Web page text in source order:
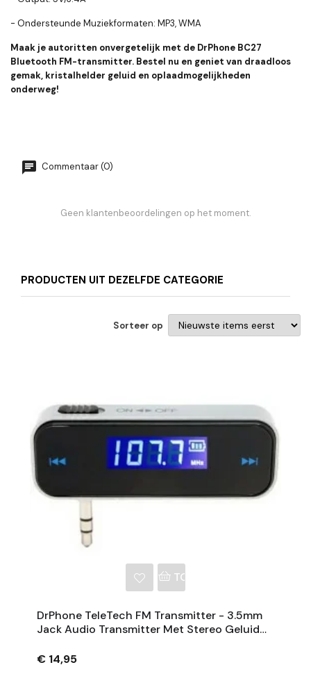
- Ondersteunde Muziekformaten: MP3, WMA
Maak je autoritten onvergetelijk met de DrPhone BC27
Bluetooth FM-transmitter. Bestel nu en geniet van draadloos
gemak, kristalhelder geluid en oplaadmogelijkheden
onderweg!
Commentaar (0)
Geen klantenbeoordelingen op het moment.
PRODUCTEN UIT DEZELFDE CATEGORIE
Sorteer op
TOEVOEGEN AAN
DrPhone TeleTech FM Transmitter - 3.5mm
Jack Audio Transmitter Met Stereo Geluid
€ 14,95